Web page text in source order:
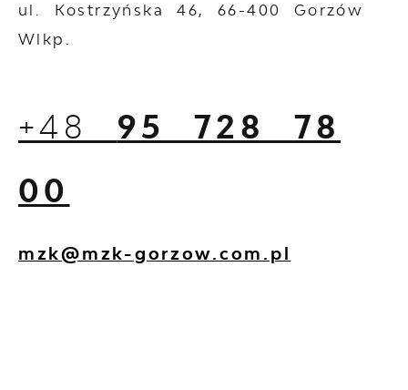
ul. Kostrzyńska 46, 66-400 Gorzów
Wlkp.
+48 95 728 78
00
mzk@mzk-gorzow.com.pl